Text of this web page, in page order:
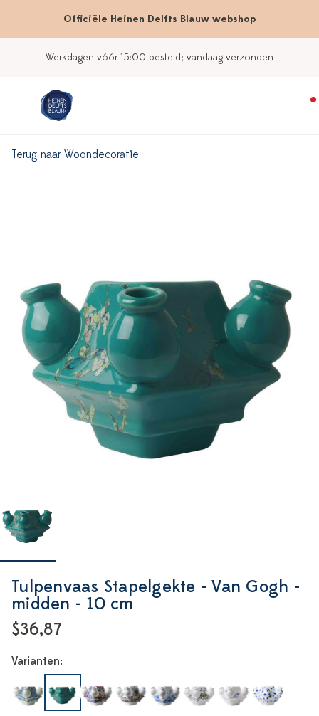
Officiële Heinen Delfts Blauw webshop
Werkdagen vóór 15:00 besteld; vandaag verzonden
Terug naar Woondecoratie
Tulpenvaas Stapelgekte - Van Gogh -
midden - 10 cm
$36,87
Varianten: